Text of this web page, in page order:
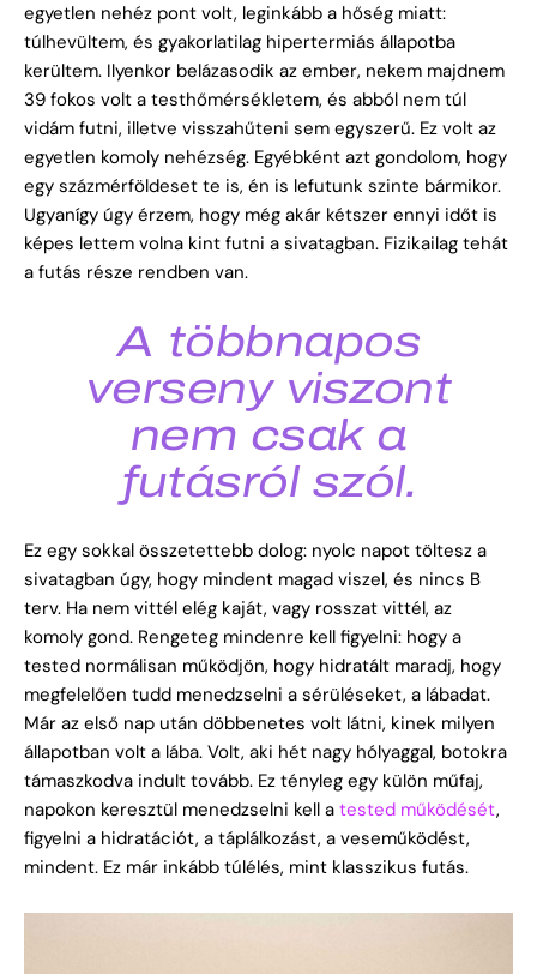
egyetlen nehéz pont volt, leginkább a hőség miatt:
túlhevültem, és gyakorlatilag hipertermiás állapotba
kerültem. Ilyenkor belázasodik az ember, nekem majdnem
39 fokos volt a testhőmérsékletem, és abból nem túl
vidám futni, illetve visszahűteni sem egyszerű. Ez volt az
egyetlen komoly nehézség. Egyébként azt gondolom, hogy
egy százmérföldeset te is, én is lefutunk szinte bármikor.
Ugyanígy úgy érzem, hogy még akár kétszer ennyi időt is
képes lettem volna kint futni a sivatagban. Fizikailag tehát
a futás része rendben van.
A többnapos
verseny viszont
nem csak a
futásról szól.
Ez egy sokkal összetettebb dolog: nyolc napot töltesz a
sivatagban úgy, hogy mindent magad viszel, és nincs B
terv. Ha nem vittél elég kaját, vagy rosszat vittél, az
komoly gond. Rengeteg mindenre kell figyelni: hogy a
tested normálisan működjön, hogy hidratált maradj, hogy
megfelelően tudd menedzselni a sérüléseket, a lábadat.
Már az első nap után döbbenetes volt látni, kinek milyen
állapotban volt a lába. Volt, aki hét nagy hólyaggal, botokra
támaszkodva indult tovább. Ez tényleg egy külön műfaj,
napokon keresztül menedzselni kell a tested működését,
figyelni a hidratációt, a táplálkozást, a veseműködést,
mindent. Ez már inkább túlélés, mint klasszikus futás.